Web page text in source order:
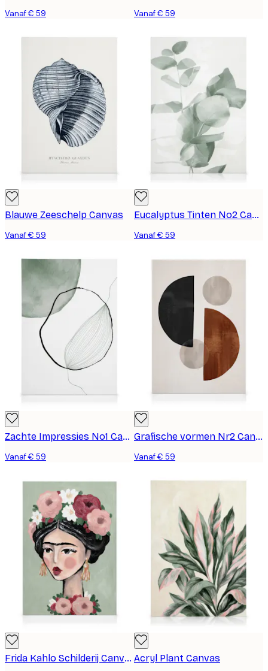
Vanaf € 59 Vanaf € 59
Blauwe Zeeschelp Canvas
Vanaf € 59
Eucalyptus Tinten No2 Canvas
Vanaf € 59
Zachte Impressies No1 Canvas
Vanaf € 59
Grafische vormen Nr2 Canvas
Vanaf € 59
Frida Kahlo Schilderij Canvas Acryl Plant Canvas